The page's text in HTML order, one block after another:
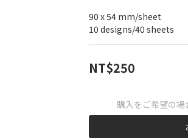
90 x 54 mm/sheet
10 designs/40 sheets
NT$250
購入をご希望の場